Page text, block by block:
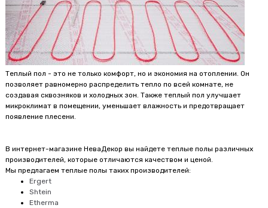
Теплый пол - это не только комфорт, но и экономия на отоплении. Он
позволяет равномерно распределить тепло по всей комнате, не
создавая сквозняков и холодных зон. Также теплый пол улучшает
микроклимат в помещении, уменьшает влажность и предотвращает
появление плесени.
В интернет-магазине НеваДекор вы найдете теплые полы различных
производителей, которые отличаются качеством и ценой.
Мы предлагаем теплые полы таких производителей:
Ergert
Shtein
Etherma